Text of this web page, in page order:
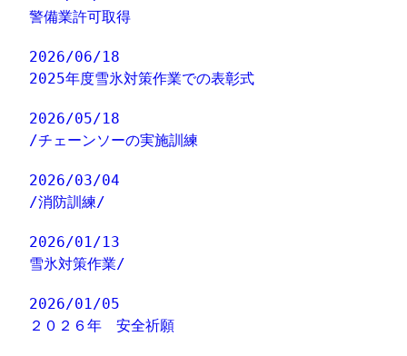
警備業許可取得
2026/06/18
2025年度雪氷対策作業での表彰式
2026/05/18
/チェーンソーの実施訓練
2026/03/04
/消防訓練/
2026/01/13
雪氷対策作業/
2026/01/05
２０２６年 安全祈願